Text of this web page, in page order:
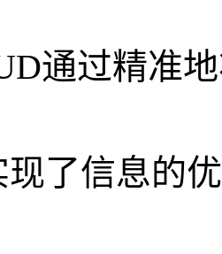
通过精准
了信息的